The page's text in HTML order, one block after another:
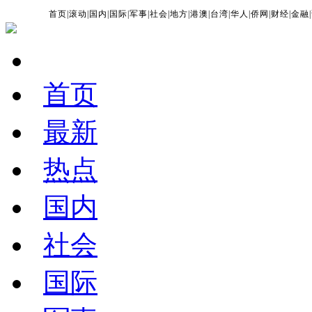
首页 |滚动 国内 国际 |军事 |社会 |地方 |港澳 台湾 |华人 |侨网 财经 |金融 |
首页
最新
热点
国内
社会
国际